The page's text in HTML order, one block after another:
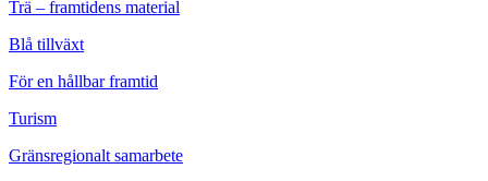
Trä – framtidens material
Blå tillväxt
För en hållbar framtid
Turism
Gränsregionalt samarbete